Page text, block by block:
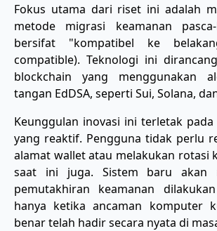
Fokus utama dari riset ini adalah
metode migrasi keamanan
bersifat "kompatibel ke
compatible). Teknologi ini
blockchain yang menggunakan
tangan EdDSA, seperti Sui, Solana,
Keunggulan inovasi ini terletak pada
yang reaktif. Pengguna tidak perlu
alamat wallet atau melakukan rotasi
saat ini juga. Sistem baru akan
pemutakhiran keamanan
hanya ketika ancaman komputer
benar telah hadir secara nyata di